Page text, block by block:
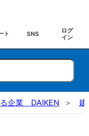
ト SNS
ログ
イン
る企業 DAIKEN 建